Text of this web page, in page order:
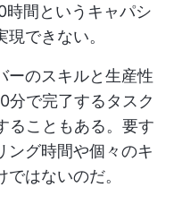
間というキャパシ
できない。
ーのスキルと生産性
分で完了するタスク
ることもある。要す
ング時間や個々のキ
はないのだ。